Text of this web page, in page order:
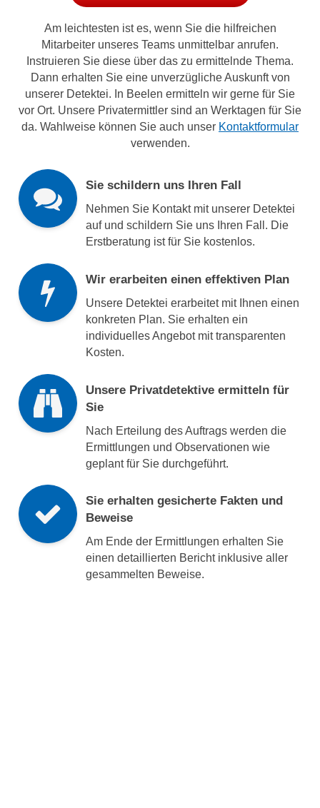
Am leichtesten ist es, wenn Sie die hilfreichen
Mitarbeiter unseres Teams unmittelbar anrufen.
Instruieren Sie diese über das zu ermittelnde Thema.
Dann erhalten Sie eine unverzügliche Auskunft von
unserer Detektei. In Beelen ermitteln wir gerne für Sie
vor Ort. Unsere Privatermittler sind an Werktagen für Sie
da. Wahlweise können Sie auch unser Kontaktformular
verwenden.
Sie schildern uns Ihren Fall
Nehmen Sie Kontakt mit unserer Detektei
auf und schildern Sie uns Ihren Fall. Die
Erstberatung ist für Sie kostenlos.
Wir erarbeiten einen effektiven Plan
Unsere Detektei erarbeitet mit Ihnen einen
konkreten Plan. Sie erhalten ein
individuelles Angebot mit transparenten
Kosten.
Unsere Privatdetektive ermitteln für
Sie
Nach Erteilung des Auftrags werden die
Ermittlungen und Observationen wie
geplant für Sie durchgeführt.
Sie erhalten gesicherte Fakten und
Beweise
Am Ende der Ermittlungen erhalten Sie
einen detaillierten Bericht inklusive aller
gesammelten Beweise.